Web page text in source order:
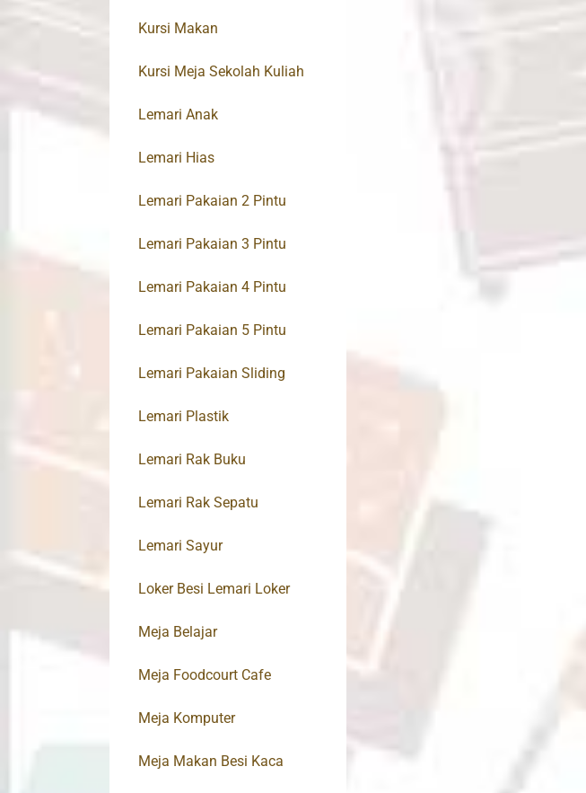
Kursi Makan
Kursi Meja Sekolah Kuliah
Lemari Anak
Lemari Hias
Lemari Pakaian 2 Pintu
Lemari Pakaian 3 Pintu
Lemari Pakaian 4 Pintu
Lemari Pakaian 5 Pintu
Lemari Pakaian Sliding
Lemari Plastik
Lemari Rak Buku
Lemari Rak Sepatu
Lemari Sayur
Loker Besi Lemari Loker
Meja Belajar
Meja Foodcourt Cafe
Meja Komputer
Meja Makan Besi Kaca